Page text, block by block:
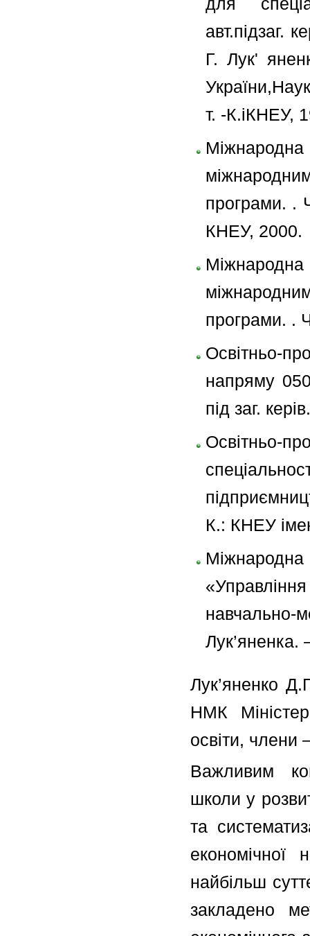
авт.підзаг.
Г. Лук'
т. -К.іКНЕУ,
програми. .
КНЕУ, 2000.
програми. .
Освітньо-
напряму
під заг.
Освітньо-
К.: КНЕУ
навчально-
Лук’яненко
НМК
освіти,
Важливим
школи у
та
економічної
найбільш
закладено